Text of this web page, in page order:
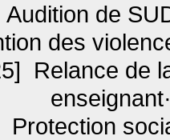
Audition de
des
Relance de
Protection